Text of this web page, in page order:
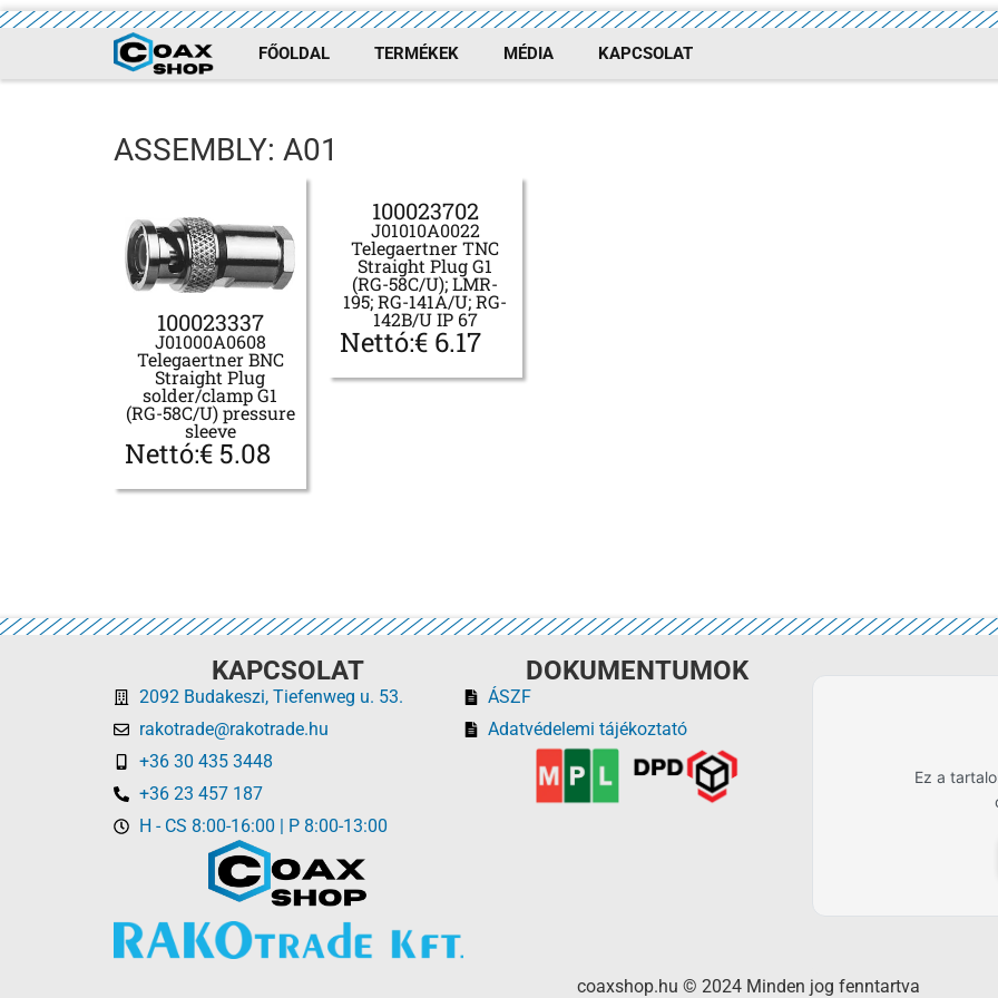
FŐOLDAL TERMÉKEK MÉDIA KAPCSOLAT
ASSEMBLY: A01
100023337
J01000A0608
Telegaertner BNC
Straight Plug
solder/clamp G1
(RG-58C/U) pressure
sleeve
Nettó:€ 5.08
100023702
J01010A0022
Telegaertner TNC
Straight Plug G1
(RG-58C/U); LMR-
195; RG-141A/U; RG-
142B/U IP 67
Nettó:€ 6.17
KAPCSOLAT
2092 Budakeszi, Tiefenweg u. 53.
rakotrade@rakotrade.hu
+36 30 435 3448
+36 23 457 187
H - CS 8:00-16:00 | P 8:00-13:00
DOKUMENTUMOK
ÁSZF
Adatvédelemi tájékoztató
Ez a
coaxshop.hu © 2024 Minden jog fenntartva